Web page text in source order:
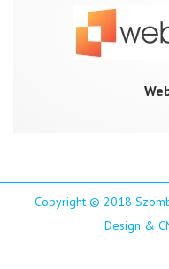
Copyright © 2018
Design &